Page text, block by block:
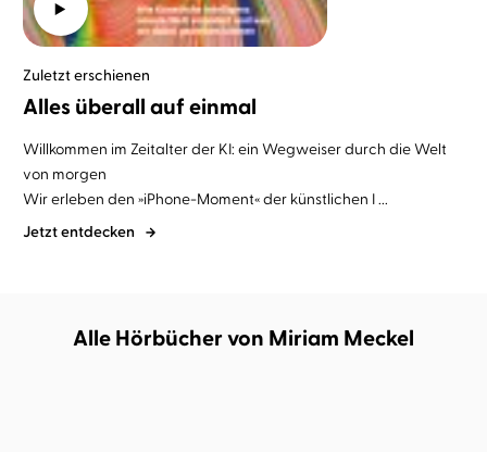
Zuletzt erschienen
Alles überall auf einmal
Willkommen im Zeitalter der KI: ein Wegweiser durch die Welt
von morgen
Wir erleben den »iPhone-Moment« der künstlichen I ...
Jetzt entdecken
Alle Hörbücher von Miriam Meckel